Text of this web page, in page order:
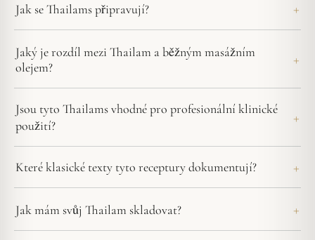
Jak se Thailams připravují?
Jaký je rozdíl mezi Thailam a běžným masážním
olejem?
Jsou tyto Thailams vhodné pro profesionální klinické
použití?
Které klasické texty tyto receptury dokumentují?
Jak mám svůj Thailam skladovat?